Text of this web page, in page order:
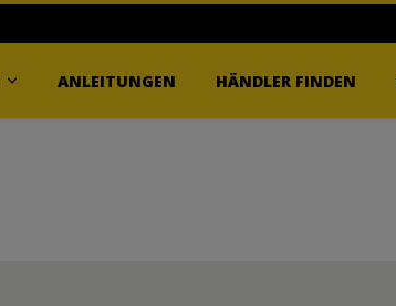
ANLEITUNGEN HÄNDLER FINDEN